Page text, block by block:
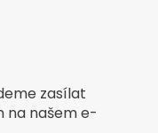
zasílat
na našem e-